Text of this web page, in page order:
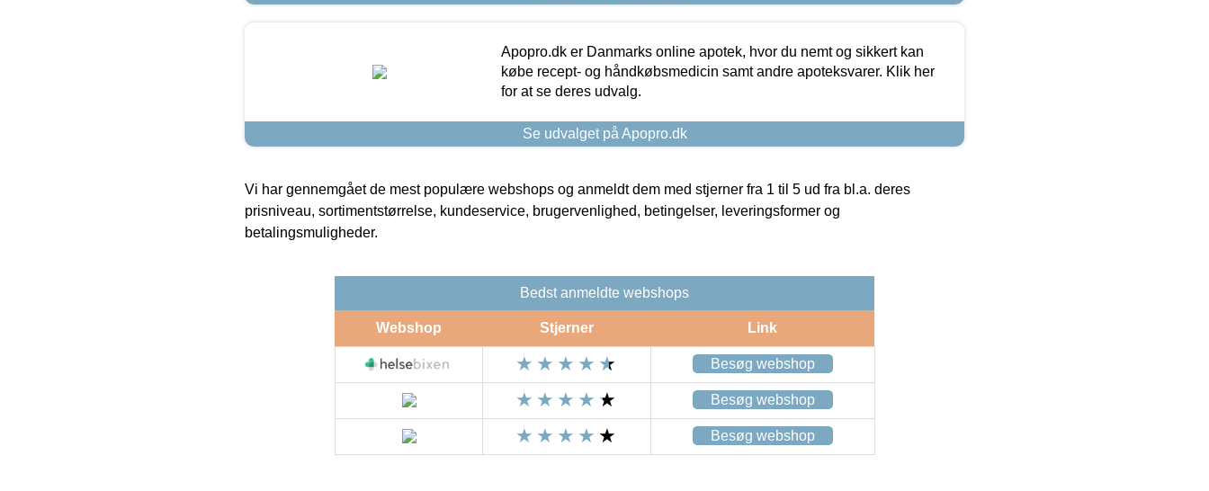
Apopro.dk er Danmarks online apotek, hvor du nemt og sikkert kan
købe recept- og håndkøbsmedicin samt andre apoteksvarer. Klik her
for at se deres udvalg.
Se udvalget på Apopro.dk
Vi har gennemgået de mest populære webshops og anmeldt dem med stjerner fra 1 til 5 ud fra bl.a. deres
prisniveau, sortimentstørrelse, kundeservice, brugervenlighed, betingelser, leveringsformer og
betalingsmuligheder.
Bedst anmeldte webshops
Webshop Stjerner Link
Besøg webshop
Besøg webshop
Besøg webshop